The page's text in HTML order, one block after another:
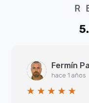
Fermín
hace 1 años